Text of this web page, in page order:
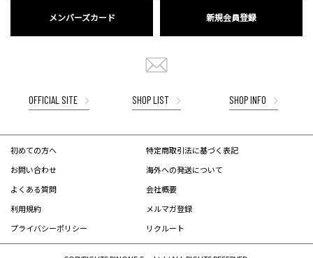
メンバーズカード 新規会員登録
OFFICIAL SITE SHOP LIST SHOP INFO
初めての方へ
お問い合わせ
よくある質問
利用規約
プライバシーポリシー
特定商取引法に基づく表記
海外への発送について
会社概要
メルマガ登録
リクルート